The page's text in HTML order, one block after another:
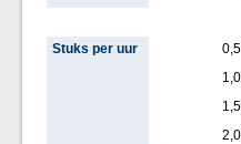
Stuks per uur